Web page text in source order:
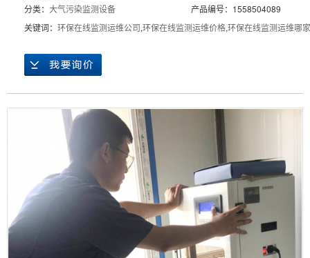
分类： 大气污染监测设备
产品编号：1558504089
关键词： 环保在线监测运维公司,环保在线监测运维价格,环保在线监测运维哪